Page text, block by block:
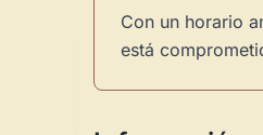
Con un horario
está